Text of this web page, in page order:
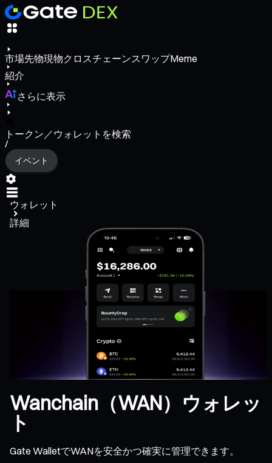
市場先物現物クロスチェーンスワップMeme
紹介
さらに表示
トークン／ウォレットを検索
/
イベント
ウォレット
詳細
Wanchain（WAN）ウォレッ
ト
Gate WalletでWANを安全かつ確実に管理できます。